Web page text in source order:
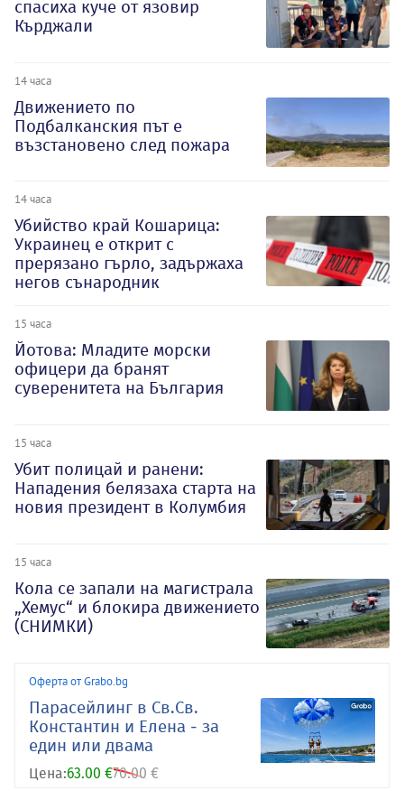
спасиха куче от язовир
Кърджали
14 часа
Движението по
Подбалканския път е
възстановено след пожара
14 часа
Убийство край Кошарица:
Украинец е открит с
прерязано гърло, задържаха
негов сънародник
15 часа
Йотова: Младите морски
офицери да бранят
суверенитета на България
15 часа
Убит полицай и ранени:
Нападения белязаха старта на
новия президент в Колумбия
15 часа
Кола се запали на магистрала
„Хемус“ и блокира движението
(СНИМКИ)
Оферта от Grabo.bg
Парасейлинг в Св.Св.
Константин и Елена - за
един или двама
Цена:63.00 €70.00 €